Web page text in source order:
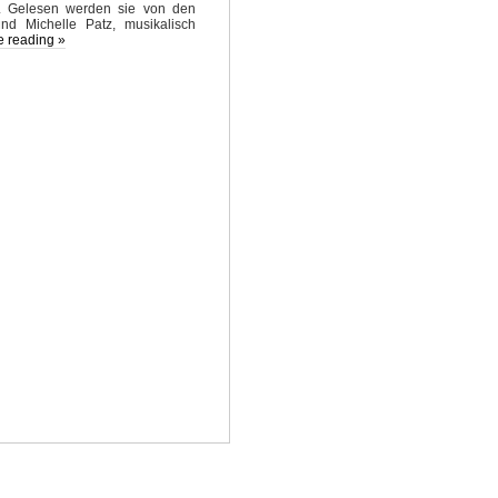
Gelesen werden sie von den
Michelle Patz, musikalisch
reading »